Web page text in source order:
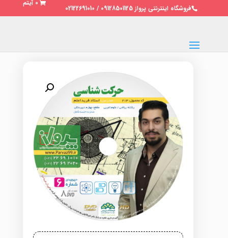
فروشگاه اینترنتی پرواز 09128501125 / 02122691010
0 آیتم